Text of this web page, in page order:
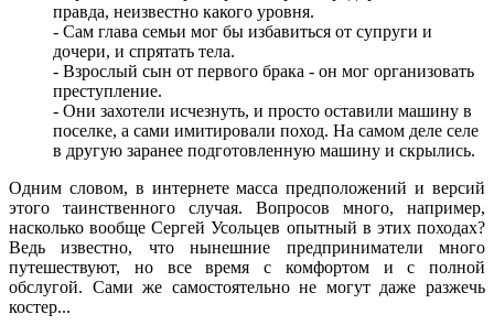
правда, неизвестно какого уровня.
- Сам глава семьи мог бы избавиться от супруги и
дочери, и спрятать тела.
- Взрослый сын от первого брака - он мог организовать
преступление.
- Они захотели исчезнуть, и просто оставили машину в
поселке, а сами имитировали поход. На самом деле селе
в другую заранее подготовленную машину и скрылись.
Одним словом, в интернете масса предположений и версий
этого таинственного случая. Вопросов много, например,
насколько вообще Сергей Усольцев опытный в этих походах?
Ведь известно, что нынешние предприниматели много
путешествуют, но все время с комфортом и с полной
обслугой. Сами же самостоятельно не могут даже разжечь
костер...